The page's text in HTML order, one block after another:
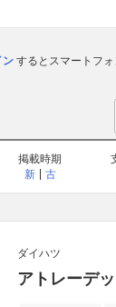
ンするとスマートフォ
掲載時期
新
古
ダイハツ
アトレーデ